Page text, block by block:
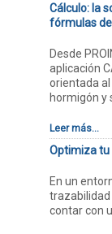
Cálculo: la
fórmulas
Desde
aplicación
orientada
hormigón y
Leer más...
Optimiza tu
En un
contar con